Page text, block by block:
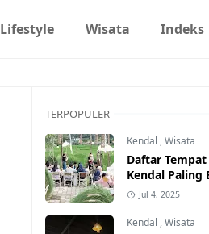
Lifestyle Wisata Indeks
TERPOPULER
Kendal ,Wisata
Daftar
Kendal Paling
Jul 4, 2025
Kendal ,Wisata